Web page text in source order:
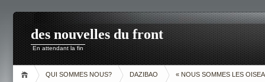
des nouvelles du front
En attendant la fin
QUI SOMMES NOUS? DAZIBAO « NOUS SOMMES LES